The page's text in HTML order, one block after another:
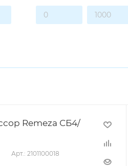
Remeza СБ4/
Арт.: 2101100018